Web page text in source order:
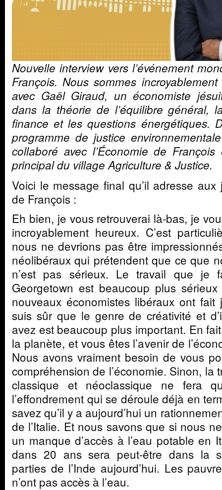
Nouvelle interview vers l’événement
François. Nous sommes
avec Gaël Giraud, un économiste
dans la théorie de l’équilibre général,
finance et les questions énergétiques.
programme de justice
collaboré avec l’Économie de
principal du village Agriculture & Justice.
Voici le message final qu’il adresse aux
de François :
Eh bien, je vous retrouverai là-bas, je
incroyablement heureux. C’est
nous ne devrions pas être
néolibéraux qui prétendent que ce que
n’est pas sérieux. Le travail que je
Georgetown est beaucoup plus
nouveaux économistes libéraux ont fait
suis sûr que le genre de créativité et
avez est beaucoup plus important. En
la planète, et vous êtes l’avenir de
Nous avons vraiment besoin de vous
compréhension de l’économie. Sinon, la
classique et néoclassique ne fera
l’effondrement qui se déroule déjà en
savez qu’il y a aujourd’hui un
de l’Italie. Et nous savons que si nous
un manque d’accès à l’eau potable en
dans 20 ans sera peut-être dans la
parties de l’Inde aujourd’hui. Les
n’ont pas accès à l’eau.